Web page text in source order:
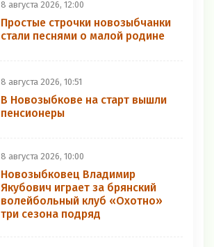
8 августа 2026, 12:00
Простые строчки новозыбчанки
стали песнями о малой родине
8 августа 2026, 10:51
В Новозыбкове на старт вышли
пенсионеры
8 августа 2026, 10:00
Новозыбковец Владимир
Якубович играет за брянский
волейбольный клуб «Охотно»
три сезона подряд